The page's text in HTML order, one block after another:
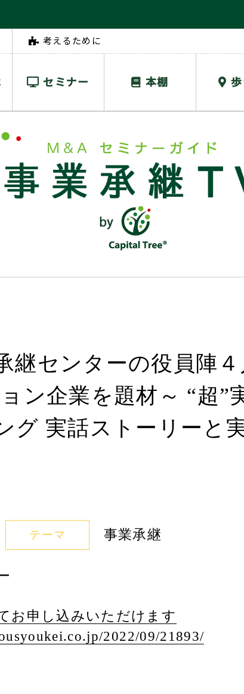
考えるために
セミナー 本棚
継センターの役員陣
ン企業を題材～ “超”
グ 実話ストーリーと
テーマ 事業承継
お申し込みいただけます
2022/09/21893/